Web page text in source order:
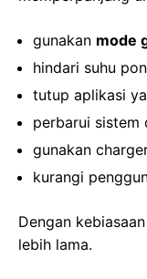
gunakan mode
hindari suhu
tutup aplikasi
perbarui sistem
gunakan
kurangi
Dengan
lebih lama.